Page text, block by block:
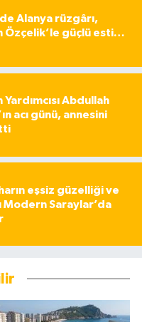
Alanya rüzgârı,
Özçelik’le güçlü esti…
Yardımcısı Abdullah
acı günü, annesini
eşsiz güzelliği ve
Modern Saraylar’da